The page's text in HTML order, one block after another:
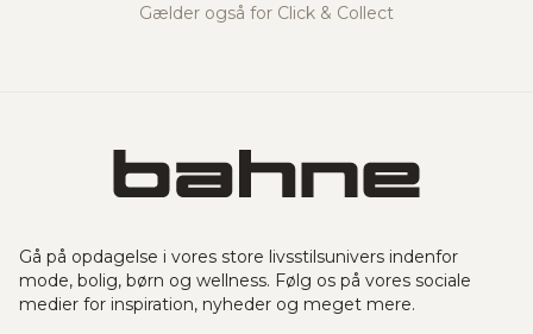
Gælder også for Click & Collect
Gå på opdagelse i vores store livsstilsunivers indenfor
mode, bolig, børn og wellness. Følg os på vores sociale
medier for inspiration, nyheder og meget mere.